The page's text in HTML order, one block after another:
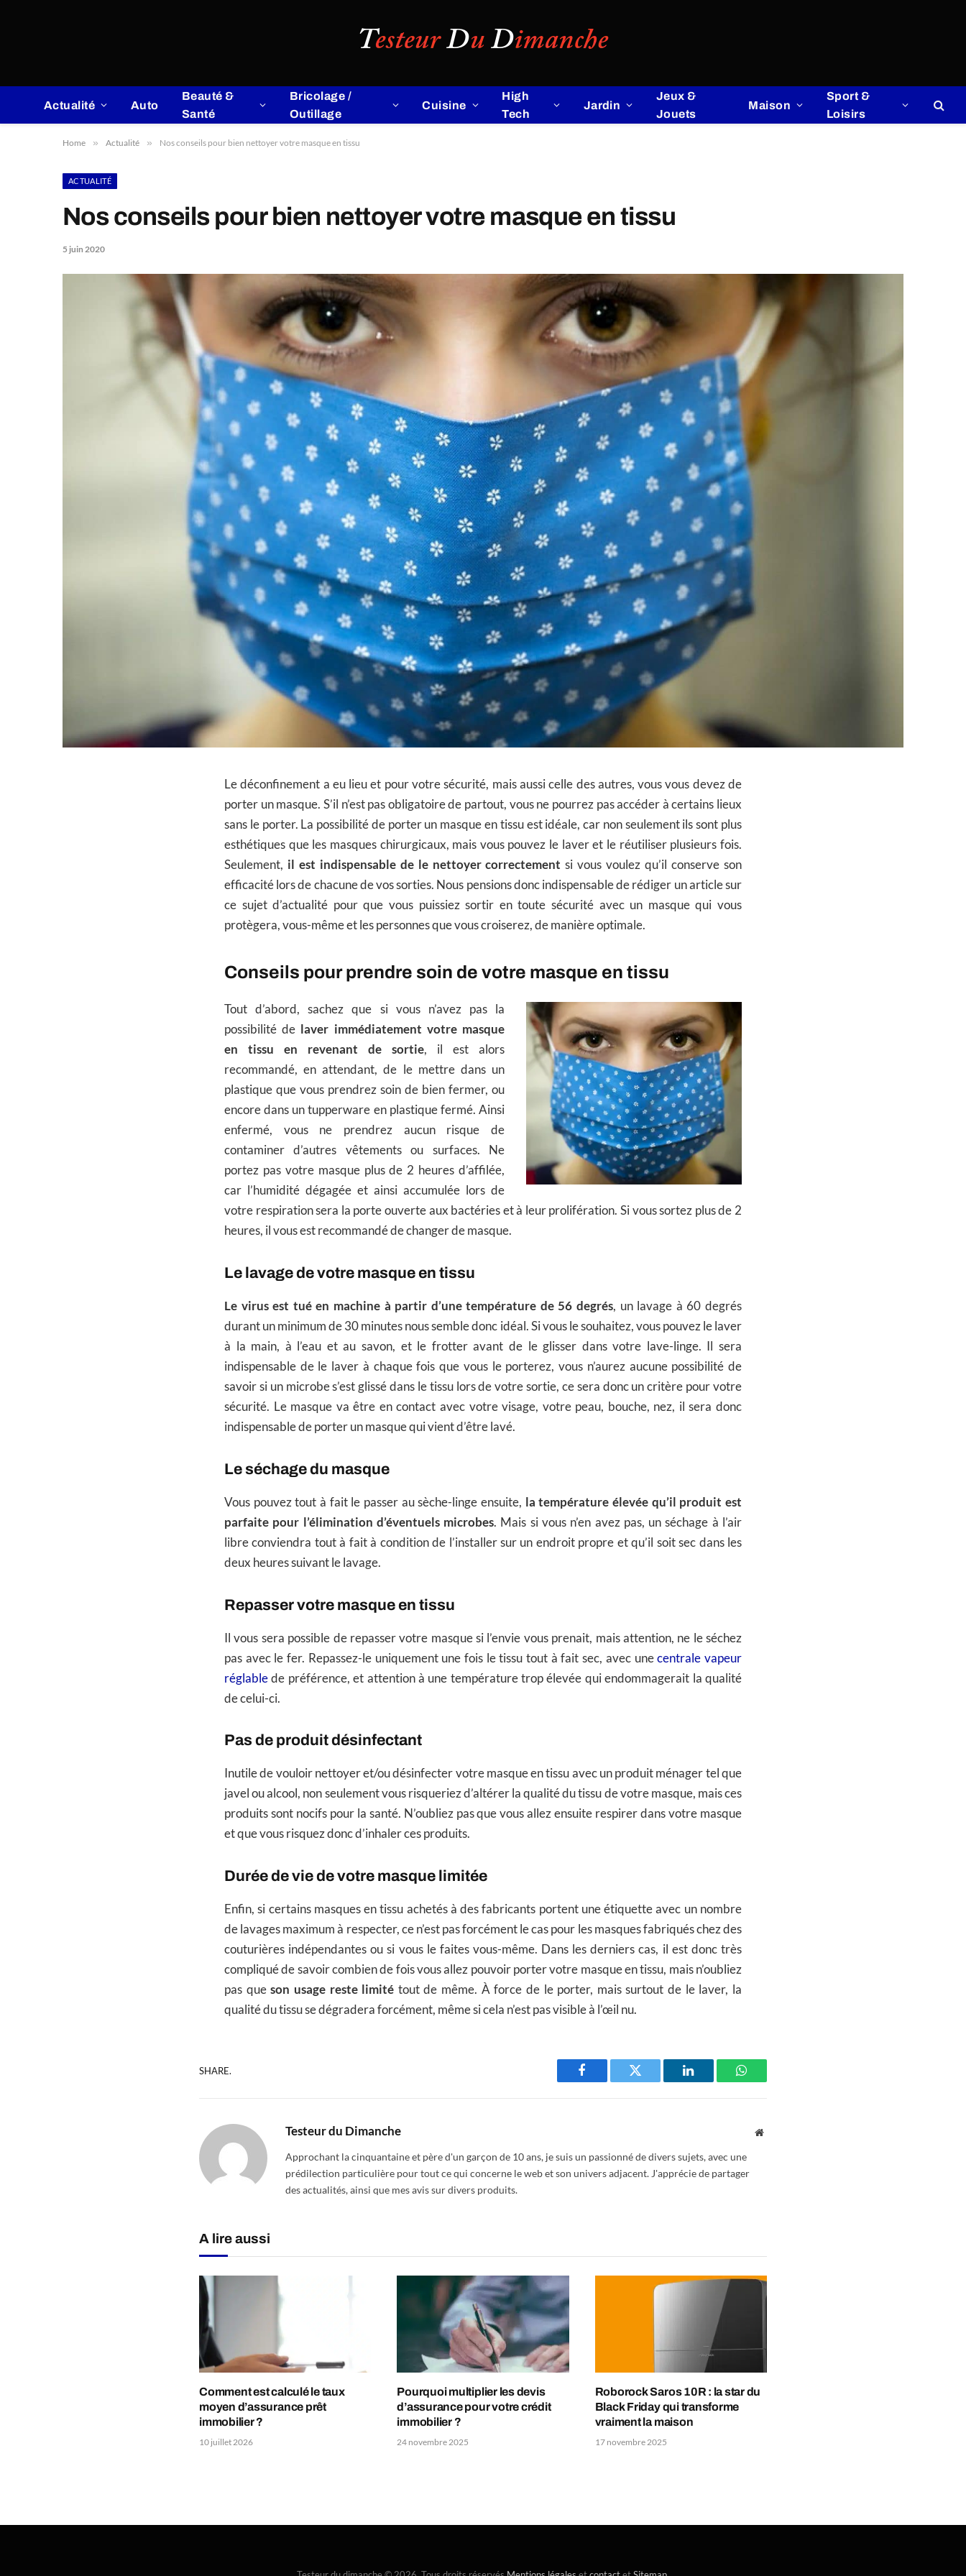
Actualité Auto
Beauté &
Santé
Bricolage /
Outillage
Cuisine
High
Tech
Jardin
Jeux &
Jouets
Maison
Sport &
Loisirs
Home » Actualité » Nos conseils pour bien nettoyer votre masque en tissu
ACTUALITÉ
Nos conseils pour bien nettoyer votre masque en tissu
5 juin 2020
Le déconfinement a eu lieu et pour votre sécurité, mais aussi celle des autres, vous vous devez de
porter un masque. S’il n’est pas obligatoire de partout, vous ne pourrez pas accéder à certains lieux
sans le porter. La possibilité de porter un masque en tissu est idéale, car non seulement ils sont plus
esthétiques que les masques chirurgicaux, mais vous pouvez le laver et le réutiliser plusieurs fois.
Seulement, il est indispensable de le nettoyer correctement si vous voulez qu’il conserve son
efficacité lors de chacune de vos sorties. Nous pensions donc indispensable de rédiger un article sur
ce sujet d’actualité pour que vous puissiez sortir en toute sécurité avec un masque qui vous
protègera, vous-même et les personnes que vous croiserez, de manière optimale.
Conseils pour prendre soin de votre masque en tissu
Tout d’abord, sachez que si vous n’avez pas la
possibilité de laver immédiatement votre masque
en tissu en revenant de sortie, il est alors
recommandé, en attendant, de le mettre dans un
plastique que vous prendrez soin de bien fermer, ou
encore dans un tupperware en plastique fermé. Ainsi
enfermé, vous ne prendrez aucun risque de
contaminer d’autres vêtements ou surfaces. Ne
portez pas votre masque plus de 2 heures d’affilée,
car l’humidité dégagée et ainsi accumulée lors de
votre respiration sera la porte ouverte aux bactéries et à leur prolifération. Si vous sortez plus de 2
heures, il vous est recommandé de changer de masque.
Le lavage de votre masque en tissu
Le virus est tué en machine à partir d’une température de 56 degrés, un lavage à 60 degrés
durant un minimum de 30 minutes nous semble donc idéal. Si vous le souhaitez, vous pouvez le laver
à la main, à l’eau et au savon, et le frotter avant de le glisser dans votre lave-linge. Il sera
indispensable de le laver à chaque fois que vous le porterez, vous n’aurez aucune possibilité de
savoir si un microbe s’est glissé dans le tissu lors de votre sortie, ce sera donc un critère pour votre
sécurité. Le masque va être en contact avec votre visage, votre peau, bouche, nez, il sera donc
indispensable de porter un masque qui vient d’être lavé.
Le séchage du masque
Vous pouvez tout à fait le passer au sèche-linge ensuite, la température élevée qu’il produit est
parfaite pour l’élimination d’éventuels microbes. Mais si vous n’en avez pas, un séchage à l’air
libre conviendra tout à fait à condition de l’installer sur un endroit propre et qu’il soit sec dans les
deux heures suivant le lavage.
Repasser votre masque en tissu
Il vous sera possible de repasser votre masque si l’envie vous prenait, mais attention, ne le séchez
pas avec le fer. Repassez-le uniquement une fois le tissu tout à fait sec, avec unecentrale vapeur
réglable de préférence, et attention à une température trop élevée qui endommagerait la qualité
de celui-ci.
Pas de produit désinfectant
Inutile de vouloir nettoyer et/ou désinfecter votre masque en tissu avec un produit ménager tel que
javel ou alcool, non seulement vous risqueriez d’altérer la qualité du tissu de votre masque, mais ces
produits sont nocifs pour la santé. N’oubliez pas que vous allez ensuite respirer dans votre masque
et que vous risquez donc d’inhaler ces produits.
Durée de vie de votre masque limitée
Enfin, si certains masques en tissu achetés à des fabricants portent une étiquette avec un nombre
de lavages maximum à respecter, ce n’est pas forcément le cas pour les masques fabriqués chez des
couturières indépendantes ou si vous le faites vous-même. Dans les derniers cas, il est donc très
compliqué de savoir combien de fois vous allez pouvoir porter votre masque en tissu, mais n’oubliez
pas queson usage reste limité tout de même. À force de le porter, mais surtout de le laver, la
qualité du tissu se dégradera forcément, même si cela n’est pas visible à l’œil nu.
SHARE.
Facebook Twitter LinkedIn WhatsApp
Testeur du Dimanche Website
Approchant la cinquantaine et père d'un garçon de 10 ans, je suis un passionné de divers sujets, avec une
prédilection particulière pour tout ce qui concerne le web et son univers adjacent. J'apprécie de partager
des actualités, ainsi que mes avis sur divers produits.
A lire aussi
Comment est calculé le taux
moyen d’assurance prêt
immobilier ?
10 juillet 2026
Pourquoi multiplier les devis
d’assurance pour votre crédit
immobilier ?
24 novembre 2025
Roborock Saros 10R : la star du
Black Friday qui transforme
vraiment la maison
17 novembre 2025